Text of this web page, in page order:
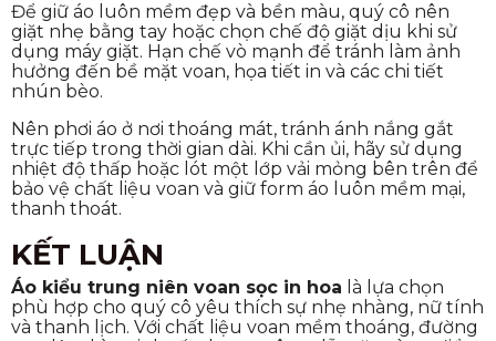
Để giữ áo luôn mềm đẹp và bền màu, quý cô nên
giặt nhẹ bằng tay hoặc chọn chế độ giặt dịu khi sử
dụng máy giặt. Hạn chế vò mạnh để tránh làm ảnh
hưởng đến bề mặt voan, họa tiết in và các chi tiết
nhún bèo.
Nên phơi áo ở nơi thoáng mát, tránh ánh nắng gắt
trực tiếp trong thời gian dài. Khi cần ủi, hãy sử dụng
nhiệt độ thấp hoặc lót một lớp vải mỏng bên trên để
bảo vệ chất liệu voan và giữ form áo luôn mềm mại,
thanh thoát.
KẾT LUẬN
Áo kiểu trung niên voan sọc in hoa là lựa chọn
phù hợp cho quý cô yêu thích sự nhẹ nhàng, nữ tính
và thanh lịch. Với chất liệu voan mềm thoáng, đường